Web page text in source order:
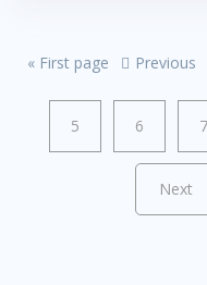
« First page Previous
5 6 7
Next